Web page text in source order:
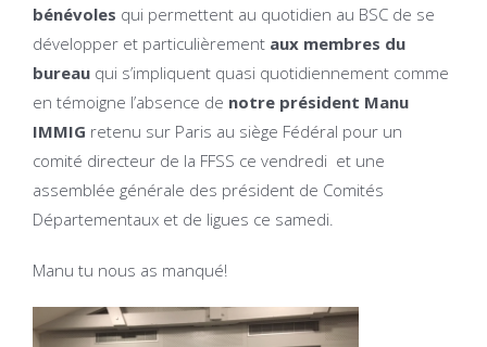
bénévoles qui permettent au quotidien au BSC de se
développer et particulièrement aux membres du
bureau qui s’impliquent quasi quotidiennement comme
en témoigne l’absence de notre président Manu
IMMIG retenu sur Paris au siège Fédéral pour un
comité directeur de la FFSS ce vendredi et une
assemblée générale des président de Comités
Départementaux et de ligues ce samedi.
Manu tu nous as manqué!